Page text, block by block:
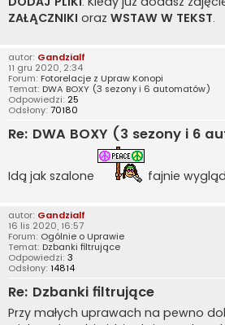
ZAŁĄCZNIKI oraz WSTAW W TEKST.
autor: Gandzialf
11 gru 2020, 2:34
Forum: Fotorelacje z Upraw Konopi
Temat: DWA BOXY (3 sezony i 6 automatów)
Odpowiedzi: 25
Odsłony: 70180
Re: DWA BOXY (3 sezony i 6
Idą jak szalone fajnie
autor: Gandzialf
16 lis 2020, 16:57
Forum: Ogólnie o Uprawie
Temat: Dzbanki filtrujące
Odpowiedzi: 3
Odsłony: 14814
Re: Dzbanki filtrujące
Przy małych uprawach na pewno